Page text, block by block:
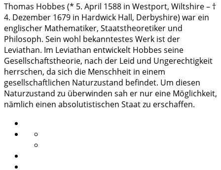
Thomas Hobbes (* 5. April 1588 in Westport, Wiltshire – †
4. Dezember 1679 in Hardwick Hall, Derbyshire) war ein
englischer Mathematiker, Staatstheoretiker und
Philosoph. Sein wohl bekanntestes Werk ist der
Leviathan. Im Leviathan entwickelt Hobbes seine
Gesellschaftstheorie, nach der Leid und Ungerechtigkeit
herrschen, da sich die Menschheit in einem
gesellschaftlichen Naturzustand befindet. Um diesen
Naturzustand zu überwinden sah er nur eine Möglichkeit,
nämlich einen absolutistischen Staat zu erschaffen.